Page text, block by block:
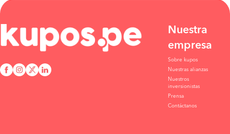
Nuestra
empresa
Sobre kupos
Nuestras alianzas
Nuestros
inversionistas
Prensa
Contáctanos